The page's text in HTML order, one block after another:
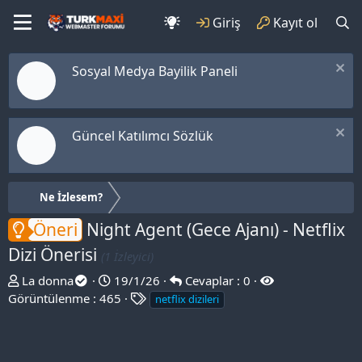
Giriş Kayıt ol
Sosyal Medya Bayilik Paneli
Güncel Katılımcı Sözlük
Ne İzlesem?
Öneri Night Agent (Gece Ajanı) - Netflix
Dizi Önerisi (1 İzleyici)
T
h
La donna
B
a
19/1/26
Cevaplar : 0
Görüntülenme : 465
E netflix dizileri